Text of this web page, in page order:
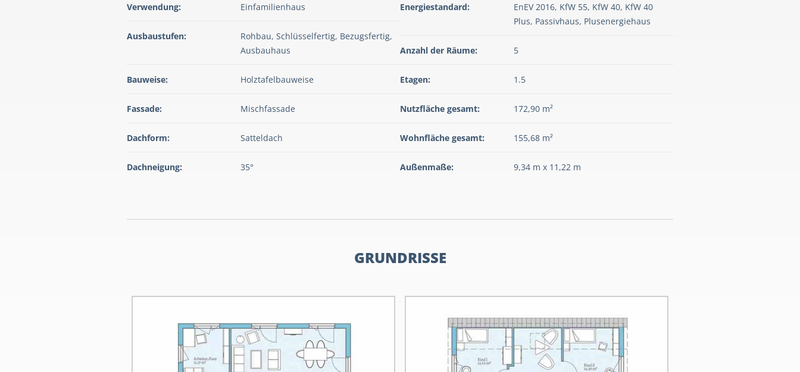
Verwendung: Einfamilienhaus
Ausbaustufen:
Rohbau, Schlüsselfertig, Bezugsfertig,
Ausbauhaus
Bauweise: Holztafelbauweise
Fassade: Mischfassade
Dachform: Satteldach
Dachneigung: 35°
Energiestandard:
EnEV 2016, KfW 55, KfW 40, KfW 40
Plus, Passivhaus, Plusenergiehaus
Anzahl der Räume: 5
Etagen: 1.5
Nutzfläche gesamt: 172,90 m²
Wohnfläche gesamt: 155,68 m²
Außenmaße: 9,34 m x 11,22 m
GRUNDRISSE